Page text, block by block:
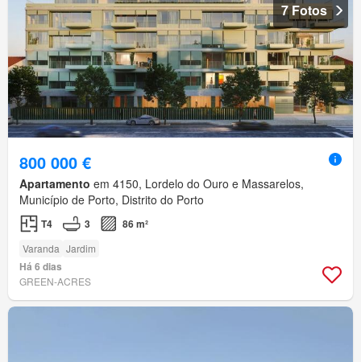
7 Fotos
800 000 €
Apartamento em 4150, Lordelo do Ouro e Massarelos,
Município de Porto, Distrito do Porto
T4 3 86 m²
Varanda Jardim
Há 6 dias
GREEN-ACRES